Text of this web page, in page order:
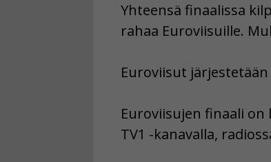
Yhteensä finaalissa
rahaa Euroviisuille.
Euroviisut
Euroviisujen finaali on
TV1 -kanavalla,